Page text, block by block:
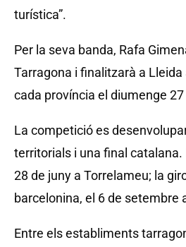
turística”.
Per la seva banda, Rafa
Tarragona i finalitzarà a
cada província el diumenge
La competició es
territorials i una final catalana.
28 de juny a Torrelameu; la
barcelonina, el 6 de setembre
Entre els establiments